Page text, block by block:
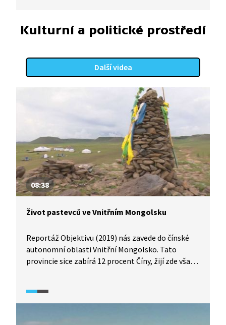
Kulturní a politické prostředí
Další videa
08:38
Život pastevců ve Vnitřním Mongolsku
Reportáž Objektivu (2019) nás zavede do čínské
autonomní oblasti Vnitřní Mongolsko. Tato
provincie sice zabírá 12 procent Číny, žijí zde však
problém pro ně ovšem představuje desertifikace
nahlédneme do života pastevců a také zjistíme,